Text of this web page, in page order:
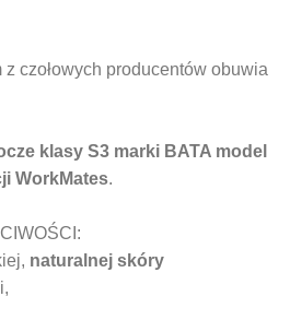
z czołowych producentów obuwia
klasy S3 marki BATA model
WorkMates.
naturalnej skóry